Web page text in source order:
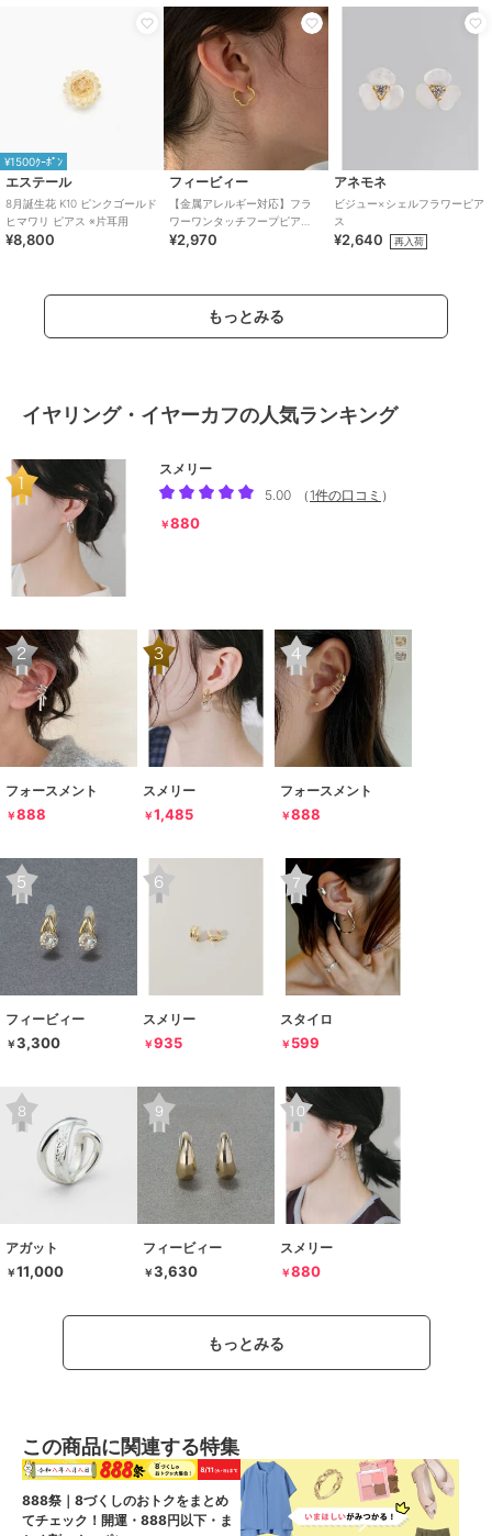
¥1500ｸｰﾎﾟﾝ
エステール
8月誕生花 K10 ピンクゴールド
ヒマワリ ピアス ※片耳用
¥8,800
フィービィー
【金属アレルギー対応】フラ
ワーワンタッチフープピア
ス ゴールド/サージカルステ
¥2,970
アネモネ
ビジュー×シェルフラワーピア
ス
¥2,640 再入荷
もっとみる
イヤリング・イヤーカフの人気ランキング
スメリー
5.00
（ 1件の口コミ ）
￥880
フォースメント
￥888
スメリー
￥1,485
フォースメント
￥888
フィービィー
￥3,300
スメリー
￥935
スタイロ
￥ 599
アガット
￥11,000
フィービィー
￥3,630
スメリー
￥880
もっとみる
この商品に関連する特集
888祭｜8づくしのおトクをまとめ
てチェック！開運・888円以下・ま